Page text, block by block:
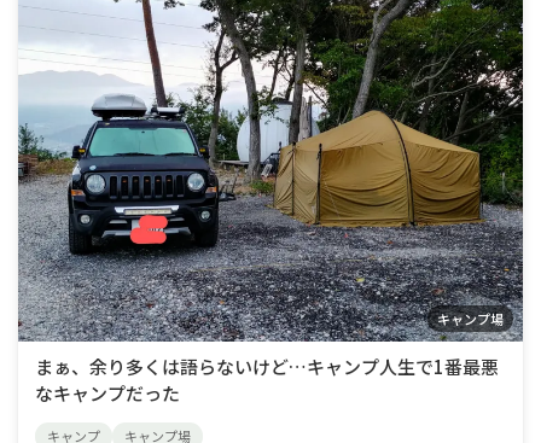
キャンプ場
まぁ、余り多くは語らないけど…キャンプ人生で1番最悪
なキャンプだった
キャンプ キャンプ場